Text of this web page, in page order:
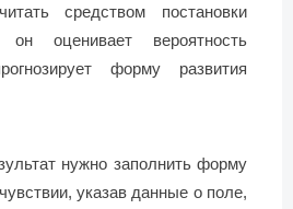
средством постановки
он оценивает вероятность
форму развития
нужно заполнить форму
указав данные о поле,